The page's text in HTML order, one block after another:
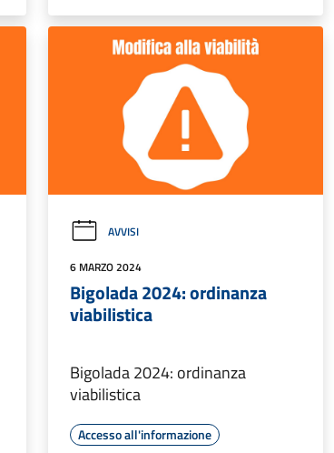
AVVISI
6 MARZO 2024
Bigolada 2024: ordinanza
viabilistica
Bigolada 2024: ordinanza
viabilistica
Accesso all'informazione